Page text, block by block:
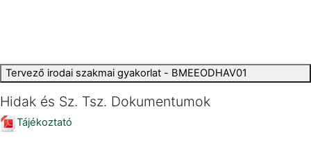
Tervező irodai szakmai gyakorlat - BMEEODHAV01
Hidak és Sz. Tsz. Dokumentumok
Tájékoztató